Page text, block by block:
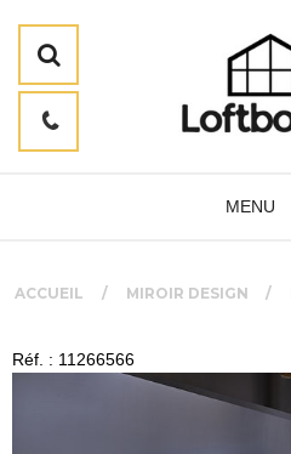
MENU
ACCUEIL MIROIR DESIGN
Réf. : 11266566